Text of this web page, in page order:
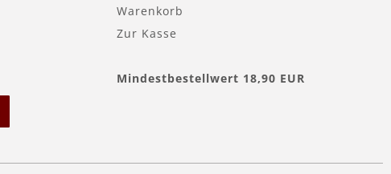
Warenkorb
Zur Kasse
Mindestbestellwert 18,90 EUR